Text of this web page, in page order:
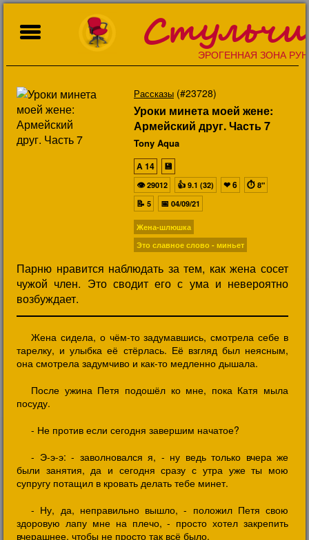
ЭРОГЕННАЯ ЗОНА
Рассказы (#23728)
Уроки минета моей жене:
Армейский друг. Часть 7
Tony Aqua
Парню нравится наблюдать за тем, как жена сосет
чужой член. Это сводит его с ума и невероятно
возбуждает.
A14
💾
👁29012 👍 9.1 (32) ❤6 ⏱ 8"
📝 5 📅 04/09/21
Жена-шлюшка
Это славное слово - миньет
Жена сидела, о чём-то задумавшись, смотрела себе в
тарелку, и улыбка её стёрлась. Её взгляд был неясным,
она смотрела задумчиво и как-то медленно дышала.
После ужина Петя подошёл ко мне, пока Катя мыла
посуду.
- Не против если сегодня завершим начатое?
- Э-э-э: - заволновался я, - ну ведь только вчера же
были занятия, да и сегодня сразу с утра уже ты мою
супругу потащил в кровать делать тебе минет.
- Ну, да, неправильно вышло, - положил Петя свою
здоровую лапу мне на плечо, - просто хотел закрепить
вчерашнее, чтобы не просто так всё было.